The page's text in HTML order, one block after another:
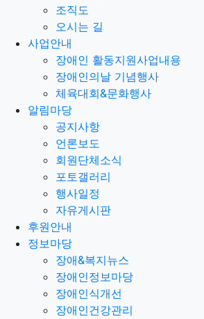
조직도
오시는 길
사업안내
장애인 활동지원사업내용
장애인의날 기념행사
체육대회&문화행사
알림마당
공지사항
언론보도
회원단체소식
포토갤러리
행사일정
자유게시판
후원안내
정보마당
장애&복지뉴스
장애인정보마당
장애인식개선
장애인건강관리